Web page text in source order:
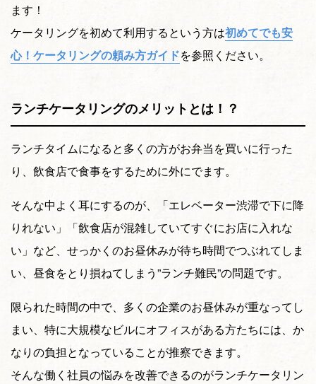
ます！
ケータリングを初めて利用するという方は初めてでも安
心！ケータリングの頼み方ガイドを参照ください。
ランチケータリングのメリットとは！？
ランチタイムになると多くの方がお弁当を買いに行った
り、飲食店で食事をするために外にでます。
そんな中よく耳にするのが、「エレベーター渋滞で下に降
りれない」「飲食店が混雑していてすぐにお店に入れな
い」など、せっかくのお昼休みが待ち時間でつぶれてしま
い、昼食をとり損ねてしまう”ランチ難民”の問題です。
限られた時間の中で、多くの企業のお昼休みが重なってし
まい、特に大規模なビルにオフィスがある方たちには、か
なりの負担となっていることが推察できます。
そんな働く社員の悩みを改善できるのがランチケータリン